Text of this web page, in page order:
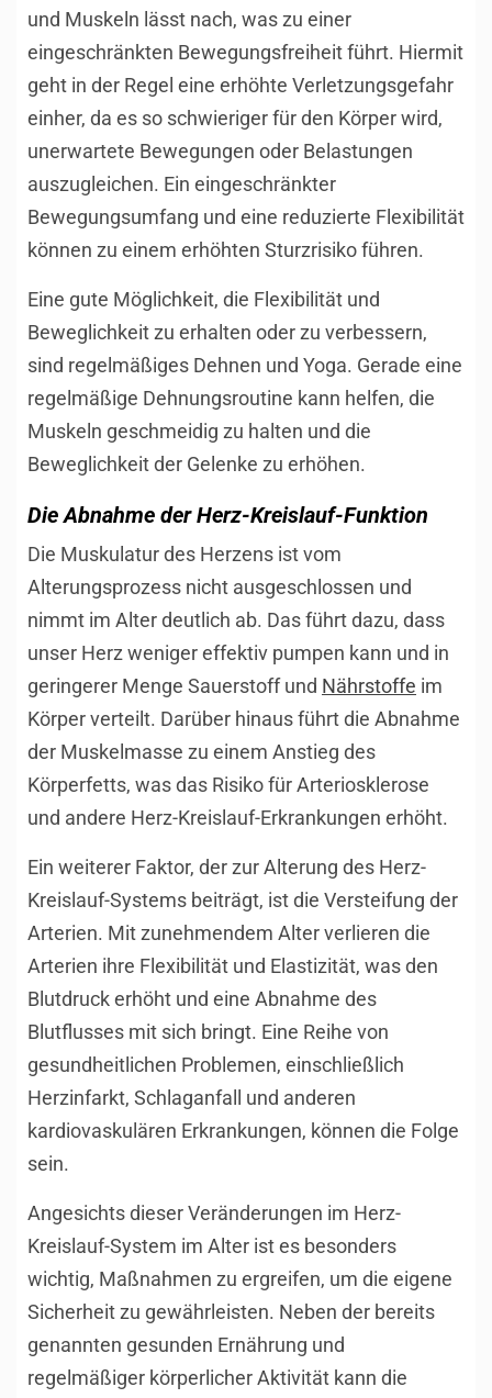
und Muskeln lässt nach, was zu einer
eingeschränkten Bewegungsfreiheit führt. Hiermit
geht in der Regel eine erhöhte Verletzungsgefahr
einher, da es so schwieriger für den Körper wird,
unerwartete Bewegungen oder Belastungen
auszugleichen. Ein eingeschränkter
Bewegungsumfang und eine reduzierte Flexibilität
können zu einem erhöhten Sturzrisiko führen.
Eine gute Möglichkeit, die Flexibilität und
Beweglichkeit zu erhalten oder zu verbessern,
sind regelmäßiges Dehnen und Yoga. Gerade eine
regelmäßige Dehnungsroutine kann helfen, die
Muskeln geschmeidig zu halten und die
Beweglichkeit der Gelenke zu erhöhen.
Die Abnahme der Herz-Kreislauf-Funktion
Die Muskulatur des Herzens ist vom
Alterungsprozess nicht ausgeschlossen und
nimmt im Alter deutlich ab. Das führt dazu, dass
unser Herz weniger effektiv pumpen kann und in
geringerer Menge Sauerstoff und Nährstoffe im
Körper verteilt. Darüber hinaus führt die Abnahme
der Muskelmasse zu einem Anstieg des
Körperfetts, was das Risiko für Arteriosklerose
und andere Herz-Kreislauf-Erkrankungen erhöht.
Ein weiterer Faktor, der zur Alterung des Herz-
Kreislauf-Systems beiträgt, ist die Versteifung der
Arterien. Mit zunehmendem Alter verlieren die
Arterien ihre Flexibilität und Elastizität, was den
Blutdruck erhöht und eine Abnahme des
Blutflusses mit sich bringt. Eine Reihe von
gesundheitlichen Problemen, einschließlich
Herzinfarkt, Schlaganfall und anderen
kardiovaskulären Erkrankungen, können die Folge
sein.
Angesichts dieser Veränderungen im Herz-
Kreislauf-System im Alter ist es besonders
wichtig, Maßnahmen zu ergreifen, um die eigene
Sicherheit zu gewährleisten. Neben der bereits
genannten gesunden Ernährung und
regelmäßiger körperlicher Aktivität kann die